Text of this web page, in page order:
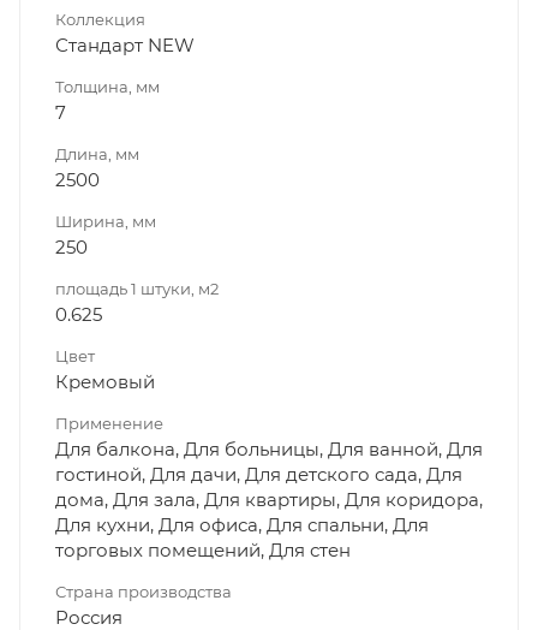
Коллекция
Стандарт NEW
Толщина, мм
7
Длина, мм
2500
Ширина, мм
250
площадь 1 штуки, м2
0.625
Цвет
Кремовый
Применение
Для балкона, Для больницы, Для ванной, Для
гостиной, Для дачи, Для детского сада, Для
дома, Для зала, Для квартиры, Для коридора,
Для кухни, Для офиса, Для спальни, Для
торговых помещений, Для стен
Страна производства
Россия